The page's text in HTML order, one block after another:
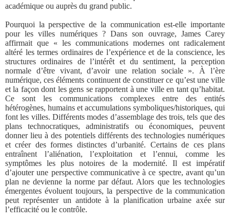
académique ou auprès du grand public.
Pourquoi la perspective de la communication est-elle importante
pour les villes numériques ? Dans son ouvrage, James Carey
affirmait que « les communications modernes ont radicalement
altéré les termes ordinaires de l’expérience et de la conscience, les
structures ordinaires de l’intérêt et du sentiment, la perception
normale d’être vivant, d’avoir une relation sociale ». À l’ère
numérique, ces éléments continuent de constituer ce qu’est une ville
et la façon dont les gens se rapportent à une ville en tant qu’habitat.
Ce sont les communications complexes entre des entités
hétérogènes, humains et accumulations symboliques/historiques, qui
font les villes. Différents modes d’assemblage des trois, tels que des
plans technocratiques, administratifs ou économiques, peuvent
donner lieu à des potentiels différents des technologies numériques
et créer des formes distinctes d’urbanité. Certains de ces plans
entraînent l’aliénation, l’exploitation et l’ennui, comme les
symptômes les plus notoires de la modernité. Il est impératif
d’ajouter une perspective communicative à ce spectre, avant qu’un
plan ne devienne la norme par défaut. Alors que les technologies
émergentes évoluent toujours, la perspective de la communication
peut représenter un antidote à la planification urbaine axée sur
l’efficacité ou le contrôle.